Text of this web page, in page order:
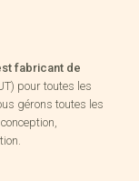
fabricant de
pour toutes les
gérons toutes les